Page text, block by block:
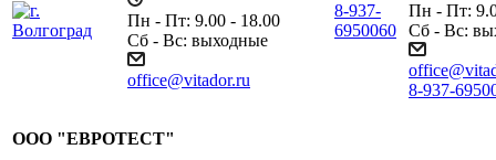
Пн - Пт: 9.00 - 18.00
Сб - Вс: выходные
office@vitador.ru
8-937-
6950060
Пн - Пт:
Сб - Вс:
8-937-
ООО "ЕВРОТЕСТ"